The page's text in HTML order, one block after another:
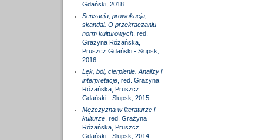
Gdański, 2018
Sensacja, prowokacja,
skandal. O przekraczaniu
norm kulturowych, red.
Grażyna Różańska,
Pruszcz Gdański - Słupsk,
2016
Lęk, ból, cierpienie. Analizy i
interpretacje, red. Grażyna
Różańska, Pruszcz
Gdański - Słupsk, 2015
Mężczyzna w literaturze i
kulturze, red. Grażyna
Różańska, Pruszcz
Gdański - Słupsk, 2014